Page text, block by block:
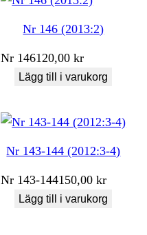
Nr 146 (2013:2)
Nr 146120,00kr
Lägg till i varukorg
Nr 143-144 (2012:3-4)
Nr 143-144150,00kr
Lägg till i varukorg